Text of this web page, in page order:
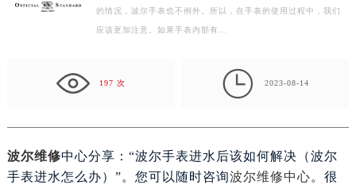
扬州市邗江区国展路29号星耀天地写字楼1号楼18层1803室（需提前预约）
金华市金东区东市南街777号金华万达广场写字楼4号楼22层2209室（需提前预约）
绍兴市越城区胜利东路379号世茂天际中心写字楼8层805室（需提前预约）
的情况，波尔手表也不例外。所以，在手表的使用过程中，我们
应该更加注意。如果手表内部有…
197 次  2023-08-14
波尔维修中心分享：“波尔手表进水后该如何解决（波尔
手表进水怎么办）”。您可以随时咨询波尔维修中心。很